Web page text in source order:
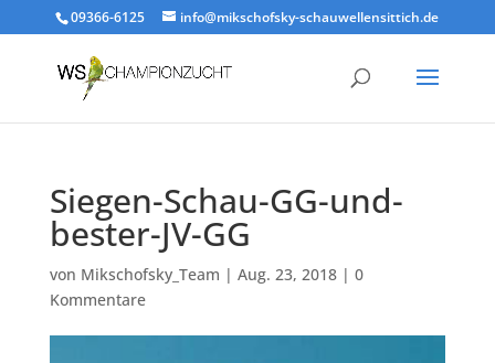
09366-6125 info@mikschofsky-schauwellensittich.de
Siegen-Schau-GG-und-
bester-JV-GG
von Mikschofsky_Team | Aug. 23, 2018| 0
Kommentare